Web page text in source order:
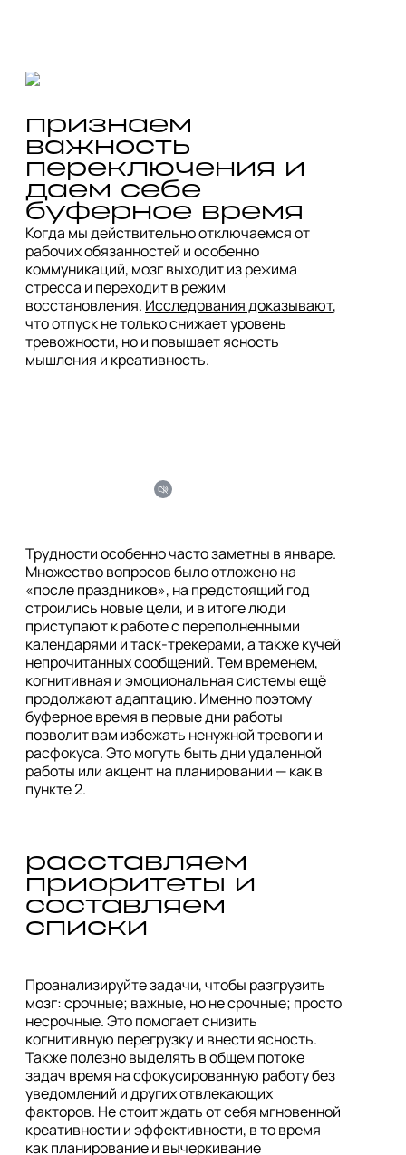
признаем
важность
переключения и
даем себе
Когда мы действительно отключаемся от
рабочих обязанностей и особенно
коммуникаций, мозг выходит из режима
стресса и переходит в режим
восстановления. Исследования доказывают,
что отпуск не только снижает уровень
тревожности, но и повышает ясность
Трудности особенно часто заметны в январе.
Множество вопросов было отложено на
«после праздников», на предстоящий год
строились новые цели, и в итоге люди
приступают к работе с переполненными
календарями и таск-трекерами, а также кучей
непрочитанных сообщений. Тем временем,
когнитивная и эмоциональная системы ещё
продолжают адаптацию. Именно поэтому
буферное время в первые дни работы
позволит вам избежать ненужной тревоги и
расфокуса. Это могуть быть дни удаленной
работы или акцент на планировании — как в
расставляем
приоритеты и
составляем
списки
Проанализируйте задачи, чтобы разгрузить
мозг: срочные; важные, но не срочные; просто
несрочные. Это помогает снизить
когнитивную перегрузку и внести ясность.
Также полезно выделять в общем потоке
задач время на сфокусированную работу без
уведомлений и других отвлекающих
факторов. Не стоит ждать от себя мгновенной
креативности и эффективности, в то время
как планирование и вычеркивание